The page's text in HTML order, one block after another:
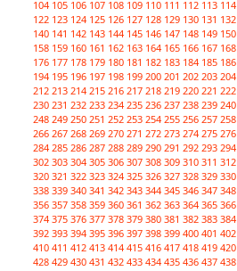
104 105 106 107 108 109 110 111 112 113 114
122 123 124 125 126 127 128 129 130 131 132
140 141 142 143 144 145 146 147 148 149 150
158 159 160 161 162 163 164 165 166 167 168
176 177 178 179 180 181 182 183 184 185 186
194 195 196 197 198 199 200 201 202 203 204
212 213 214 215 216 217 218 219 220 221 222
230 231 232 233 234 235 236 237 238 239 240
248 249 250 251 252 253 254 255 256 257 258
266 267 268 269 270 271 272 273 274 275 276
284 285 286 287 288 289 290 291 292 293 294
302 303 304 305 306 307 308 309 310 311 312
320 321 322 323 324 325 326 327 328 329 330
338 339 340 341 342 343 344 345 346 347 348
356 357 358 359 360 361 362 363 364 365 366
374 375 376 377 378 379 380 381 382 383 384
392 393 394 395 396 397 398 399 400 401 402
410 411 412 413 414 415 416 417 418 419 420
428 429 430 431 432 433 434 435 436 437 438